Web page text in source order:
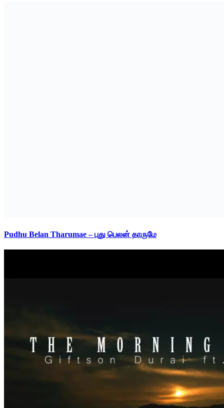
Pudhu Belan Tharumae – புது பெலன் தாருமே